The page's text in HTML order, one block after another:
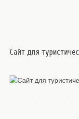
Сайт для